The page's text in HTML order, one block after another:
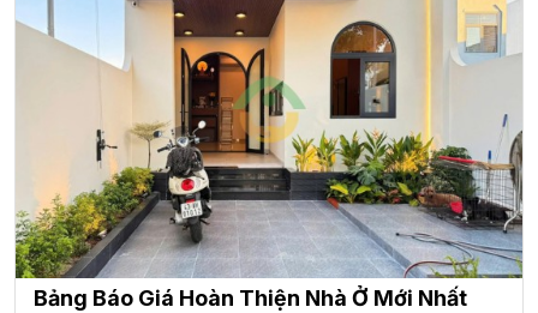
Bảng Báo Giá Hoàn Thiện Nhà Ở Mới Nhất